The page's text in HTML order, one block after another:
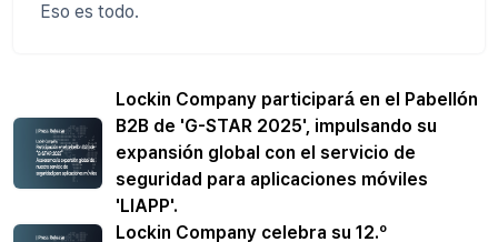
Eso es todo.
Lockin Company participará en el Pabellón
B2B de 'G-STAR 2025', impulsando su
expansión global con el servicio de
seguridad para aplicaciones móviles
'LIAPP'.
Lockin Company celebra su 12.º